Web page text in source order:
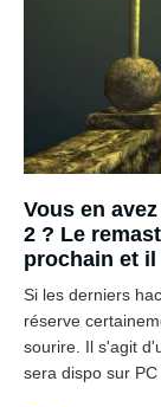
Vous en
2 ? Le
prochain et
Si les derniers
réserve
sourire. Il s'agit
sera dispo sur